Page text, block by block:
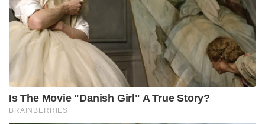
Is The Movie "Danish Girl" A True Story?
BRAINBERRIES